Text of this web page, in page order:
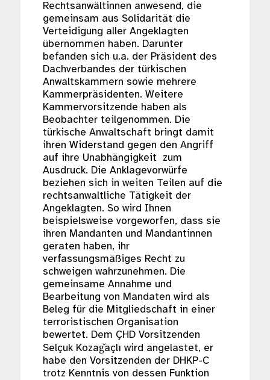
Rechtsanwältinnen anwesend, die
gemeinsam aus Solidarität die
Verteidigung aller Angeklagten
übernommen haben. Darunter
befanden sich u.a. der Präsident des
Dachverbandes der türkischen
Anwaltskammern sowie mehrere
Kammerpräsidenten. Weitere
Kammervorsitzende haben als
Beobachter teilgenommen. Die
türkische Anwaltschaft bringt damit
ihren Widerstand gegen den Angriff
auf ihre Unabhängigkeit zum
Ausdruck. Die Anklagevorwürfe
beziehen sich in weiten Teilen auf die
rechtsanwaltliche Tätigkeit der
Angeklagten. So wird Ihnen
beispielsweise vorgeworfen, dass sie
ihren Mandanten und Mandantinnen
geraten haben, ihr
verfassungsmäßiges Recht zu
schweigen wahrzunehmen. Die
gemeinsame Annahme und
Bearbeitung von Mandaten wird als
Beleg für die Mitgliedschaft in einer
terroristischen Organisation
bewertet. Dem ÇHD Vorsitzenden
Selçuk Kozaǧaçlı wird angelastet, er
habe den Vorsitzenden der DHKP-C
trotz Kenntnis von dessen Funktion